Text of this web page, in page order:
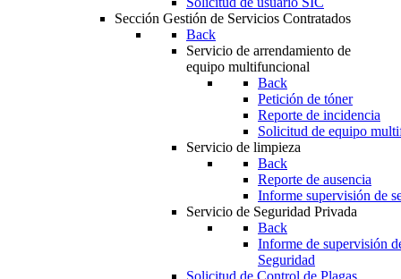
Sección Gestión de Servicios Contratados
Back
Servicio de arrendamiento de
equipo multifuncional
Back
Petición de tóner
Reporte de incidencia
Solicitud de equipo
Servicio de limpieza
Back
Reporte de ausencia
Informe supervisión de
Servicio de Seguridad Privada
Back
Informe de supervisión
Seguridad
Solicitud de Control de Plagas